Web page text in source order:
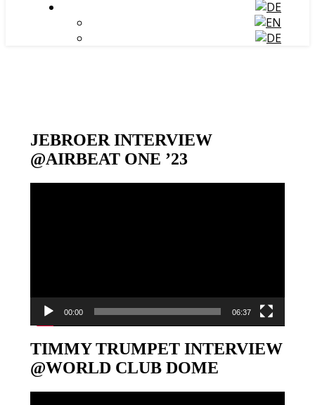
JEBROER INTERVIEW
@AIRBEAT ONE ’23
00:00 06:37
TIMMY TRUMPET INTERVIEW
@WORLD CLUB DOME